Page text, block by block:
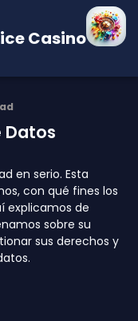
Casino
Datos
en serio. Esta
con qué fines los
explicamos de
sobre su
sus derechos y